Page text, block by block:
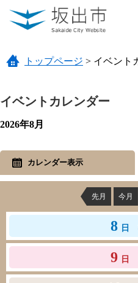
ページの先頭です。
メニューを飛ばして本文へ
トップページ > イベント
イベントカレンダー
2026年8月
カレンダー表示
先月 今月
8 日
9 日